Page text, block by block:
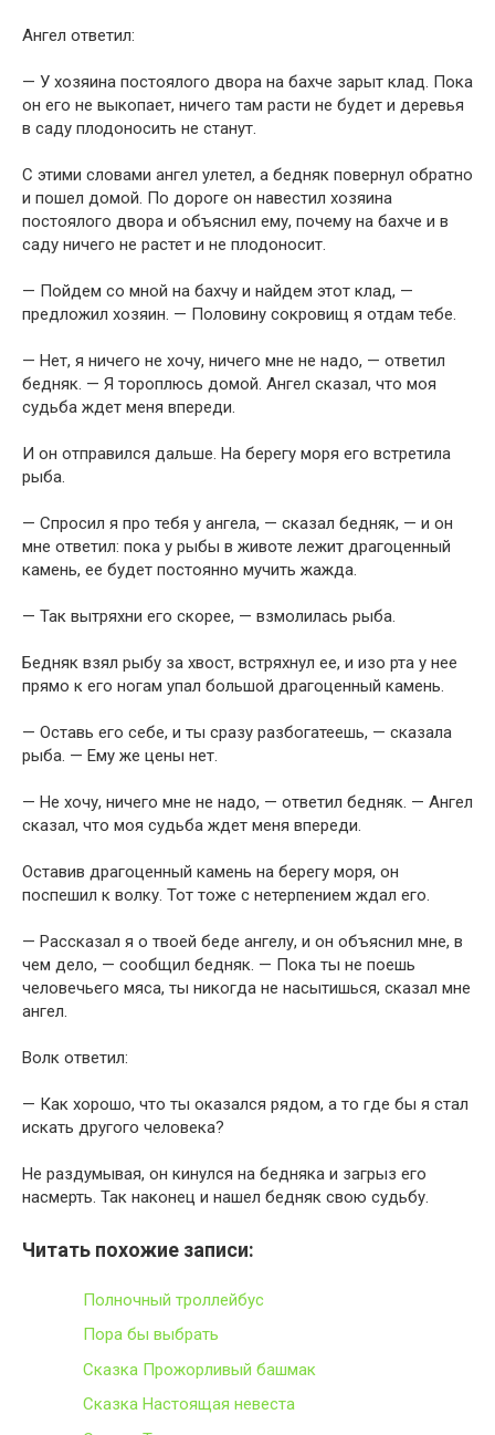
Ангел ответил:
— У хозяина постоялого двора на бахче зарыт клад. Пока
он его не выкопает, ничего там расти не будет и деревья
в саду плодоносить не станут.
С этими словами ангел улетел, а бедняк повернул обратно
и пошел домой. По дороге он навестил хозяина
постоялого двора и объяснил ему, почему на бахче и в
саду ничего не растет и не плодоносит.
— Пойдем со мной на бахчу и найдем этот клад, —
предложил хозяин. — Половину сокровищ я отдам тебе.
— Нет, я ничего не хочу, ничего мне не надо, — ответил
бедняк. — Я тороплюсь домой. Ангел сказал, что моя
судьба ждет меня впереди.
И он отправился дальше. На берегу моря его встретила
рыба.
— Спросил я про тебя у ангела, — сказал бедняк, — и он
мне ответил: пока у рыбы в животе лежит драгоценный
камень, ее будет постоянно мучить жажда.
— Так вытряхни его скорее, — взмолилась рыба.
Бедняк взял рыбу за хвост, встряхнул ее, и изо рта у нее
прямо к его ногам упал большой драгоценный камень.
— Оставь его себе, и ты сразу разбогатеешь, — сказала
рыба. — Ему же цены нет.
— Не хочу, ничего мне не надо, — ответил бедняк. — Ангел
сказал, что моя судьба ждет меня впереди.
Оставив драгоценный камень на берегу моря, он
поспешил к волку. Тот тоже с нетерпением ждал его.
— Рассказал я о твоей беде ангелу, и он объяснил мне, в
чем дело, — сообщил бедняк. — Пока ты не поешь
человечьего мяса, ты никогда не насытишься, сказал мне
ангел.
Волк ответил:
— Как хорошо, что ты оказался рядом, а то где бы я стал
искать другого человека?
Не раздумывая, он кинулся на бедняка и загрыз его
насмерть. Так наконец и нашел бедняк свою судьбу.
Читать похожие записи:
Полночный троллейбус
Пора бы выбрать
Сказка Прожорливый башмак
Сказка Настоящая невеста